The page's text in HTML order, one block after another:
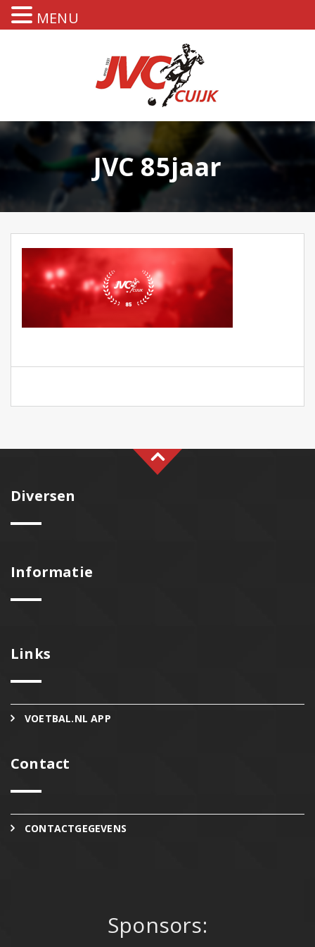
JVC 85jaar
Diversen
Informatie
Links
VOETBAL.NL APP
Contact
CONTACTGEGEVENS
Sponsors:
MENU